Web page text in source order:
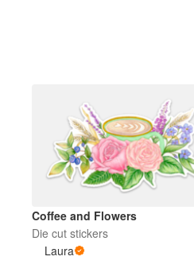
Coffee and Flowers
Die cut stickers
Laura